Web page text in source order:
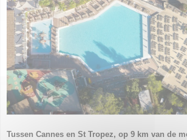
Tussen Cannes en St Tropez, op 9 km van de